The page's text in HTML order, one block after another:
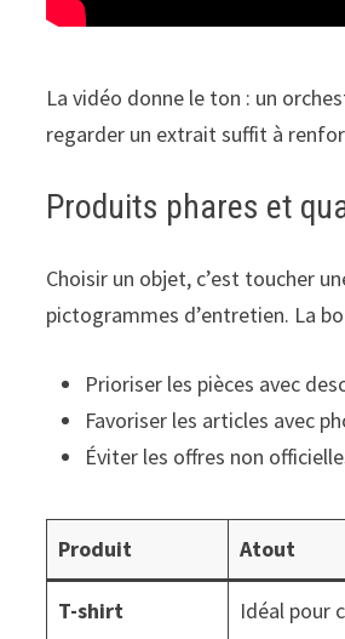
La vidéo donne le ton : un
regarder un extrait suffit à
Produits phares et
Choisir un objet, c’est toucher
pictogrammes d’entretien. La
Prioriser les pièces avec
Favoriser les articles avec
Éviter les offres non
Produit Atout
T-shirt Idéal pour